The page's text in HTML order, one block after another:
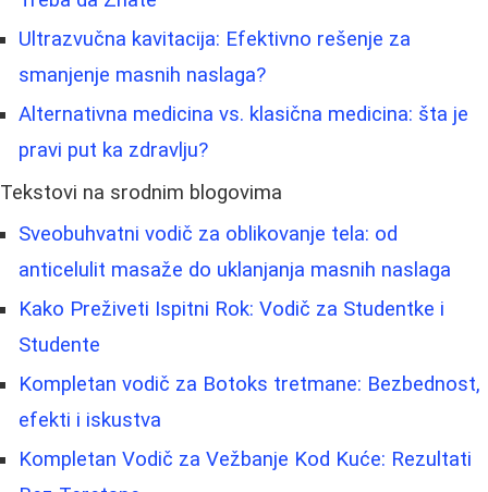
Ultrazvučna kavitacija: Efektivno rešenje za
smanjenje masnih naslaga?
Alternativna medicina vs. klasična medicina: šta je
pravi put ka zdravlju?
Tekstovi na srodnim blogovima
Sveobuhvatni vodič za oblikovanje tela: od
anticelulit masaže do uklanjanja masnih naslaga
Kako Preživeti Ispitni Rok: Vodič za Studentke i
Studente
Kompletan vodič za Botoks tretmane: Bezbednost,
efekti i iskustva
Kompletan Vodič za Vežbanje Kod Kuće: Rezultati